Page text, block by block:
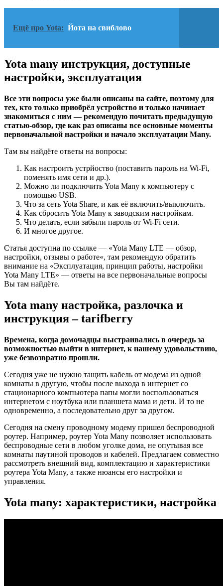
Ещё про Yota: Йота на свиблово
Yota many инструкция, доступные
настройки, эксплуатация
Все эти вопросы уже были описаны на сайте, поэтому для
тех, кто только приобрёл устройство и только начинает
знакомиться с ним — рекомендую почитать предыдущую
статью-обзор, где как раз описаны все основные моменты
первоначальной настройки и начало эксплуатации Many.
Там вы найдёте ответы на вопросы:
Как настроить устрйоство (поставить пароль на Wi-Fi,
поменять имя сети и др.).
Можно ли подключить Yota Many к компьютеру с
помощью USB.
Что за сеть Yota Share, и как её включить/выключить.
Как сбросить Yota Many к заводским настройкам.
Что делать, если забыли пароль от Wi-Fi сети.
И многое другое.
Статья доступна по ссылке — «Yota Many LTE — обзор,
настройки, отзывы о работе«, там рекомендую обратить
внимание на «Эксплуатация, принцип работы, настройки
Yota Many LTE» — ответы на все первоначальные вопросы
Вы там найдёте.
Yota many настройка, разлочка и
инструкция – tarifberry
Времена, когда домочадцы выстраивались в очередь за
возможностью выйти в интернет, к нашему удовольствию,
уже безвозвратно прошли.
Сегодня уже не нужно тащить кабель от модема из одной
комнаты в другую, чтобы после выхода в интернет со
стационарного компьютера папы могли воспользоваться
интернетом с ноутбука или планшета мама и дети. И то не
одновременно, а последовательно друг за другом.
Сегодня на смену проводному модему пришел беспроводной
роутер. Например, роутер Yota Many позволяет использовать
беспроводные сети в любом уголке дома, не опутывая все
комнаты паутиной проводов и кабелей. Предлагаем совместно
рассмотреть внешний вид, комплектацию и характеристики
роутера Yota Many, а также нюансы его настройки и
управления.
Yota many: характеристики, настройка